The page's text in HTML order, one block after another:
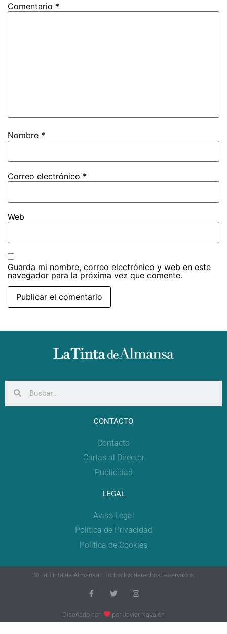
Comentario *
Nombre *
Correo electrónico *
Web
Guarda mi nombre, correo electrónico y web en este
navegador para la próxima vez que comente.
CONTACTO
Contacto
Cartas al Director
Publicidad
LEGAL
Aviso Legal
Política de Privacidad
Política de Cookies
© La Tinta de Almansa - Todos los derechos reservados
Diseñado con porJavier Navalón